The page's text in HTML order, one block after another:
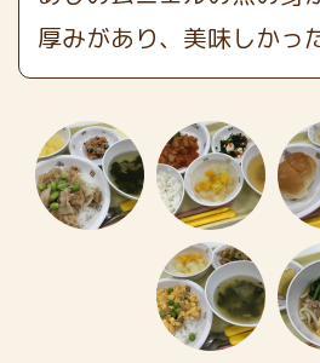
厚みがあり、美味しかっ